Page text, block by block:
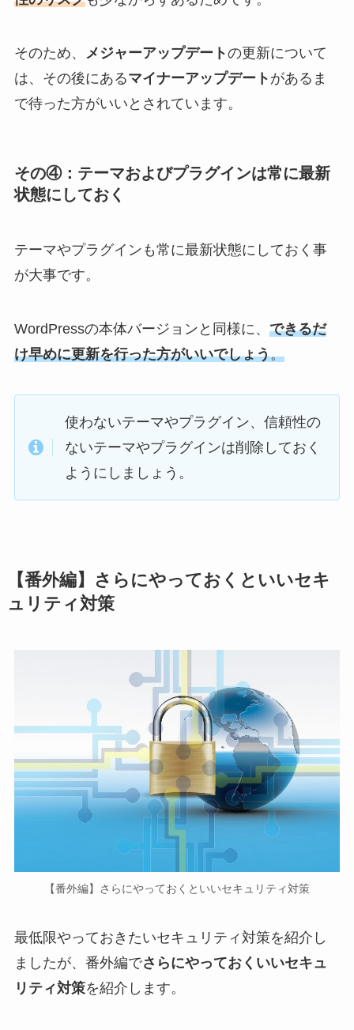
そのため、 メジャーアップデートの更新について
は、その後にあるマイナーアップデート があるま
で待った方がいいとされています。
その④：テーマおよびプラグインは常に最新
状態にしておく
テーマやプラグインも常に最新状態にしておく事
が大事です。
WordPressの本体バージョンと同様に、 できるだ
け早めに更新を行った方がいいでしょう。
使わないテーマやプラグイン、信頼性の
ないテーマやプラグインは削除しておく
ようにしましょう。
【番外編】さらにやっておくといいセキ
ュリティ対策
【番外編】さらにやっておくといいセキュリティ対策
最低限やっておきたいセキュリティ対策を紹介し
ましたが、番外編でさらにやっておくいいセキュ
リティ対策を紹介します。